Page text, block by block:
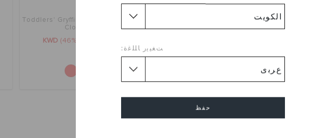
ﺖﻐﻴﻳﺭ ﺎﻠﻠﻏﺓ:
حفظ
Toddlers'
Clog
Toddlers' Gryffindor Classic
Clog
KWD